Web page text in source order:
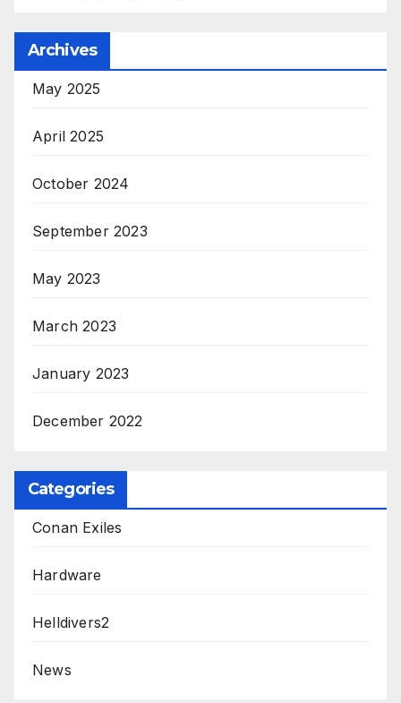
Archives
May 2025
April 2025
October 2024
September 2023
May 2023
March 2023
January 2023
December 2022
Categories
Conan Exiles
Hardware
Helldivers2
News